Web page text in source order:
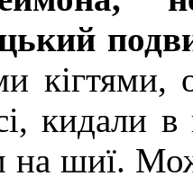
кігтями,
кидали
на шиї.